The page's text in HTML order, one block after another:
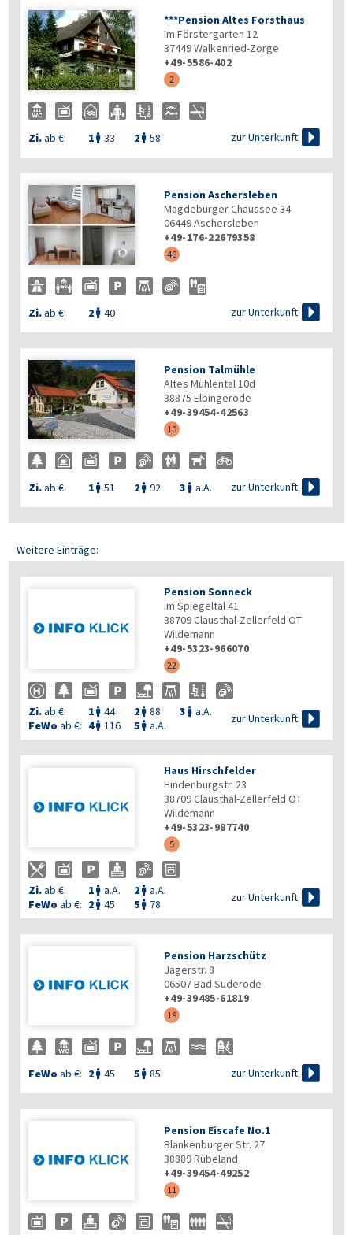

***Pension Altes Forsthaus
Im Förstergarten 12
37449Walkenried-Zorge
+49-5586-402
2
Zi.ab €: 1  33 2  58 zur Unterkunft 
Pension Aschersleben
Magdeburger Chaussee 34
06449Aschersleben
+49-176-22679358
46
Zi.ab €: 2  40 zur Unterkunft 
Pension Talmühle
Altes Mühlental 10d
38875 Elbingerode
+49-39454-42563
10
Zi.ab €: 1  51 2  92 3  a.A. zur Unterkunft 
Weitere Einträge:
Pension Sonneck
Im Spiegeltal 41
38709Clausthal-Zellerfeld OT
Wildemann
+49-5323-966070
22
Zi.ab €: 1  44 2  88 3  a.A.
FeWo ab €: 4 116 5  a.A.
zur Unterkunft 
Haus Hirschfelder
Hindenburgstr. 23
38709Clausthal-Zellerfeld OT
Wildemann
+49-5323-987740
5
Zi.ab €: 1  a.A. 2  a.A.
FeWo ab €: 2  45 5  78
zur Unterkunft 
Pension Harzschütz
Jägerstr. 8
06507Bad Suderode
+49-39485-61819
19
FeWo ab €: 2  45 5  85 zur Unterkunft 
Pension Eiscafe No.1
Blankenburger Str. 27
38889Rübeland
+49-39454-49252
11